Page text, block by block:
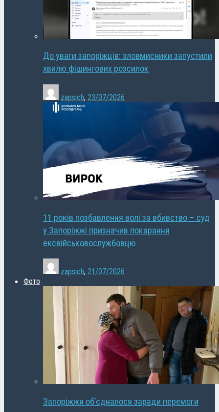
До уваги запоріжців: зловмисники запустили
хвилю фішингових розсилок
zapsich, 23/07/2026
11 років позбавлення волі за вбивство – суд
у Запоріжжі призначив покарання
ексвійськовослужбовцю
zapsich, 21/07/2026
Фото
Запоріжжя об’єдналося заради перемоги